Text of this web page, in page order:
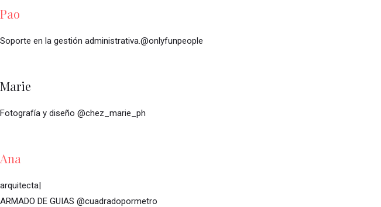
Pao
Soporte en la gestión administrativa.@onlyfunpeople
Marie
Fotografía y diseño @chez_marie_ph
Ana
arquitecta|
ARMADO DE GUIAS @cuadradopormetro